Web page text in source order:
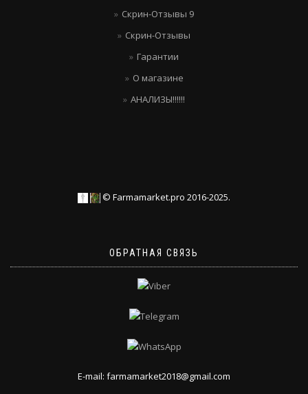
Скрин-Отзывы 9
Скрин-Отзывы
Гарантии
О магазине
АНАЛИЗЫ!!!!!!
© Farmamarket.pro 2016-2025.
ОБРАТНАЯ СВЯЗЬ
E-mail: farmamarket2018@gmail.com